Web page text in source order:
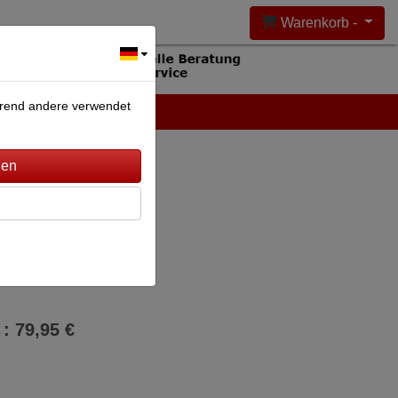
Warenkorb -
KONTAKT
79,95 €
andere verwendet